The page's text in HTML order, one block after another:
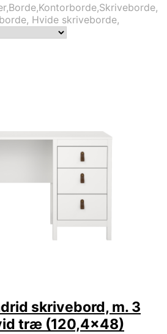
Hvide skriveborde,
skrivebord, m. 3
træ (120,4×48)